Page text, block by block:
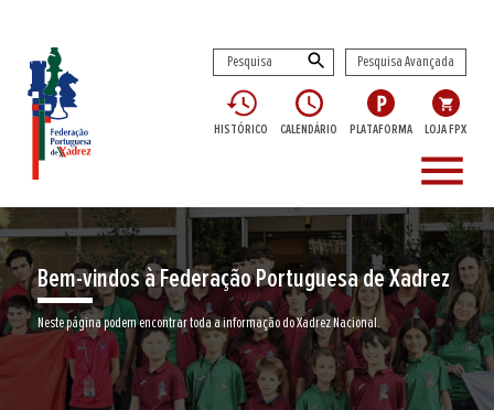
Pesquisa Avançada
HISTÓRICO CALENDÁRIO PLATAFORMA LOJA FPX
menu
Bem-vindos à Federação Portuguesa de Xadrez
Neste página podem encontrar toda a informação do Xadrez Nacional.